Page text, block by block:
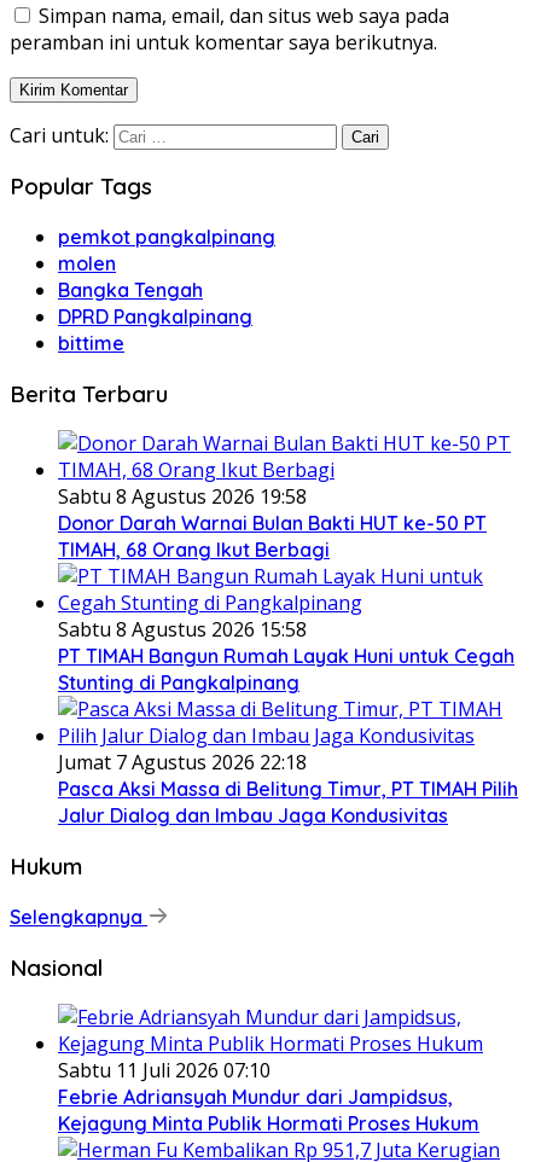
Simpan nama, email, dan situs web saya pada
peramban ini untuk komentar saya berikutnya.
Cari untuk:
Popular Tags
pemkot pangkalpinang
molen
Bangka Tengah
DPRD Pangkalpinang
bittime
Berita Terbaru
Sabtu 8 Agustus 2026 19:58
Donor Darah Warnai Bulan Bakti HUT ke-50 PT
TIMAH, 68 Orang Ikut Berbagi
Sabtu 8 Agustus 2026 15:58
PT TIMAH Bangun Rumah Layak Huni untuk Cegah
Stunting di Pangkalpinang
Jumat 7 Agustus 2026 22:18
Pasca Aksi Massa di Belitung Timur, PT TIMAH Pilih
Jalur Dialog dan Imbau Jaga Kondusivitas
Hukum
Selengkapnya
Nasional
Sabtu 11 Juli 2026 07:10
Febrie Adriansyah Mundur dari Jampidsus,
Kejagung Minta Publik Hormati Proses Hukum